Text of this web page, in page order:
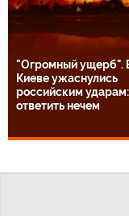
"Огромный ущерб".
Киеве ужаснулись
российским ударам:
ответить нечем